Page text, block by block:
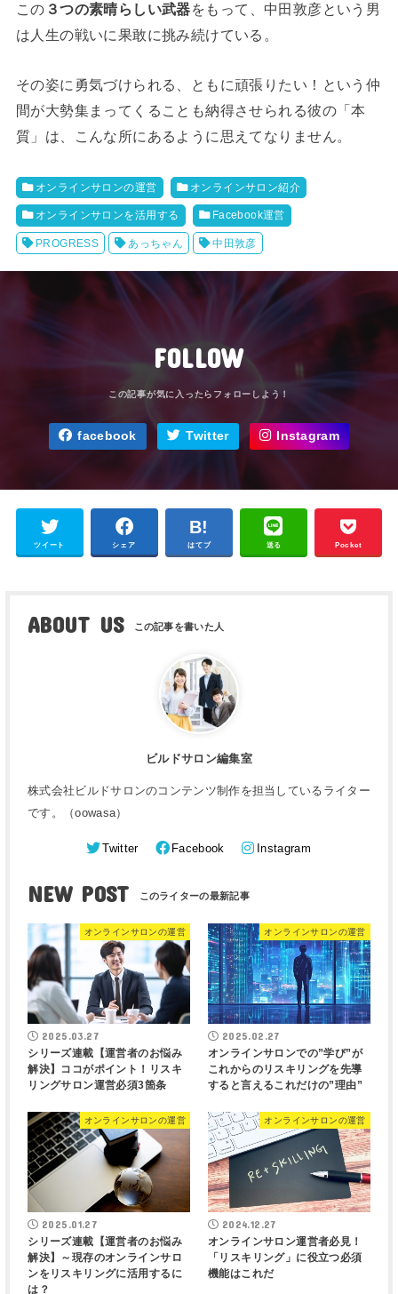
この ３つの素晴らしい武器をもって、中田敦彦という男
は人生の戦いに果敢に挑み続けている。
その姿に勇気づけられる、ともに頑張りたい！という仲
間が大勢集まってくることも納得させられる彼の「本
質」は、こんな所にあるように思えてなりません。
オンラインサロンの運営 オンラインサロン紹介
オンラインサロンを活用する Facebook運営
PROGRESS あっちゃん 中田敦彦
FOLLOW
facebook Twitter Instagram
ツイート シェア はてブ 送る Pocket
ABOUT US
ビルドサロン編集室
株式会社ビルドサロンのコンテンツ制作を担当しているライター
です。（oowasa）
Twitter Facebook Instagram
NEW POST
オンラインサロンの運営
2025.03.27
シリーズ連載【運営者のお悩み
解決】ココがポイント！リスキ
リングサロン運営必須3箇条
オンラインサロンの運営
2025.02.27
オンラインサロンでの”学び”が
これからのリスキリングを先導
すると言えるこれだけの”理由”
オンラインサロンの運営
2025.01.27
シリーズ連載【運営者のお悩み
解決】～現存のオンラインサロ
ンをリスキリングに活用するに
は？
オンラインサロンの運営
2024.12.27
オンラインサロン運営者必見！
「リスキリング」に役立つ必須
機能はこれだ